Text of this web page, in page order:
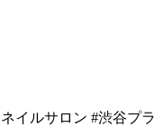
イルサロン #渋谷プラ